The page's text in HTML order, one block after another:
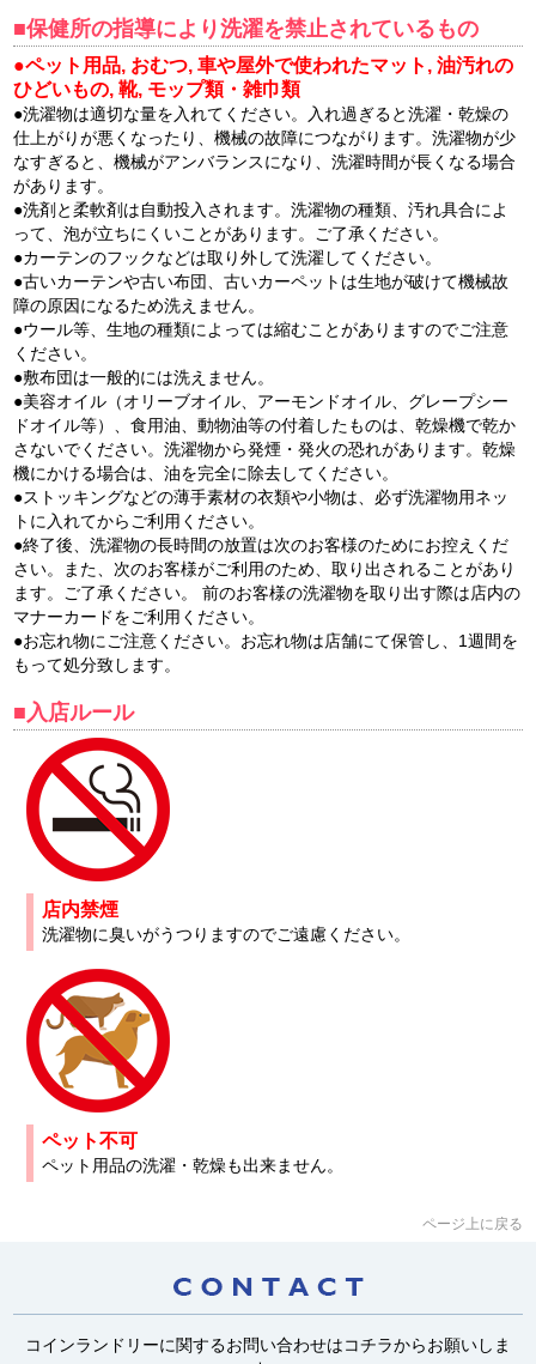
■保健所の指導により洗濯を禁止されているもの
●ペット用品, おむつ, 車や屋外で使われたマット, 油汚れの
ひどいもの, 靴, モップ類・雑巾類
●洗濯物は適切な量を入れてください。入れ過ぎると洗濯・乾燥の
仕上がりが悪くなったり、機械の故障につながります。洗濯物が少
なすぎると、機械がアンバランスになり、洗濯時間が長くなる場合
があります。
●洗剤と柔軟剤は自動投入されます。洗濯物の種類、汚れ具合によ
って、泡が立ちにくいことがあります。ご了承ください。
●カーテンのフックなどは取り外して洗濯してください。
●古いカーテンや古い布団、古いカーペットは生地が破けて機械故
障の原因になるため洗えません。
●ウール等、生地の種類によっては縮むことがありますのでご注意
ください。
●敷布団は一般的には洗えません。
●美容オイル（オリーブオイル、アーモンドオイル、グレープシー
ドオイル等）、食用油、動物油等の付着したものは、乾燥機で乾か
さないでください。洗濯物から発煙・発火の恐れがあります。乾燥
機にかける場合は、油を完全に除去してください。
●ストッキングなどの薄手素材の衣類や小物は、必ず洗濯物用ネッ
トに入れてからご利用ください。
●終了後、洗濯物の長時間の放置は次のお客様のためにお控えくだ
さい。また、次のお客様がご利用のため、取り出されることがあり
ます。ご了承ください。 前のお客様の洗濯物を取り出す際は店内の
マナーカードをご利用ください。
●お忘れ物にご注意ください。お忘れ物は店舗にて保管し、1週間を
もって処分致します。
■入店ルール
店内禁煙
洗濯物に臭いがうつりますのでご遠慮ください。
ペット不可
ペット用品の洗濯・乾燥も出来ません。
ページ上に戻る
コインランドリーに関するお問い合わせはコチラからお願いしま